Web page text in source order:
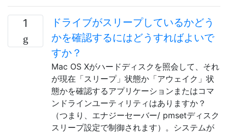
1
ドライブがスリープしているかどう
かを確認するにはどうすればよいで
すか？
Mac OS Xがハードディスクを照会して、それ
が現在「スリープ」状態か「アウェイク」状
態かを確認するアプリケーションまたはコマ
ンドラインユーティリティはありますか？
（つまり、エナジーセーバー/ pmsetディスク
スリープ設定で制御されます）。システムが